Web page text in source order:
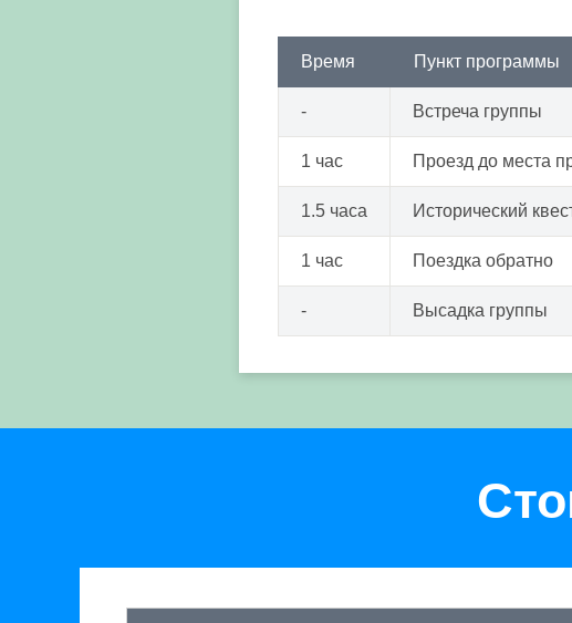
Время Пункт программы
- Встреча группы
1 час Проезд до места
1.5 часа Исторический
1 час Поездка обратно
- Высадка группы